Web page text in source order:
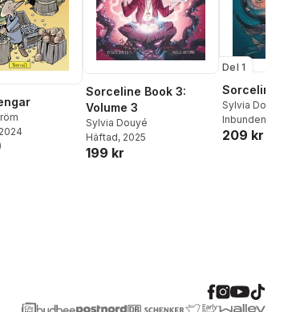
Totalt antal röster:
Sorceline Book 3:
Volume 3
Sylvia Douyé
Häftad, 2025
199 kr
Del 1
Sorceline 1
Sylvia Douye
Inbunden
209 kr